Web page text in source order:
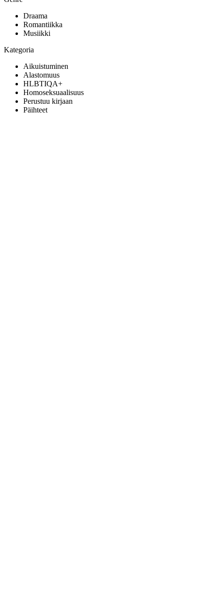
Draama
Romantiikka
Musiikki
Kategoria
Aikuistuminen
Alastomuus
HLBTIQA+
Homoseksuaalisuus
Perustuu kirjaan
Päihteet